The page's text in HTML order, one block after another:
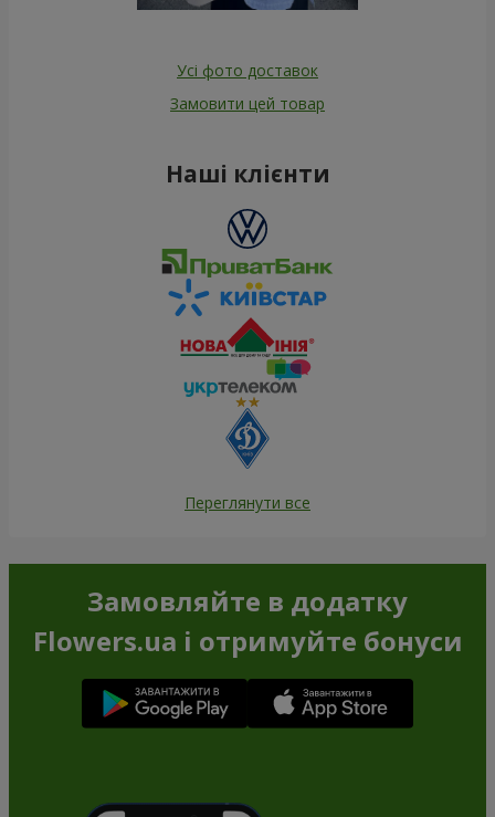
Усі фото доставок
Замовити цей товар
Наші клієнти
Переглянути все
Замовляйте в додатку
Flowers.ua і отримуйте бонуси